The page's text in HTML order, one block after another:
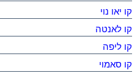
קו יאו נוי
קו לאנטה
קו ליפה
קו סאמוי